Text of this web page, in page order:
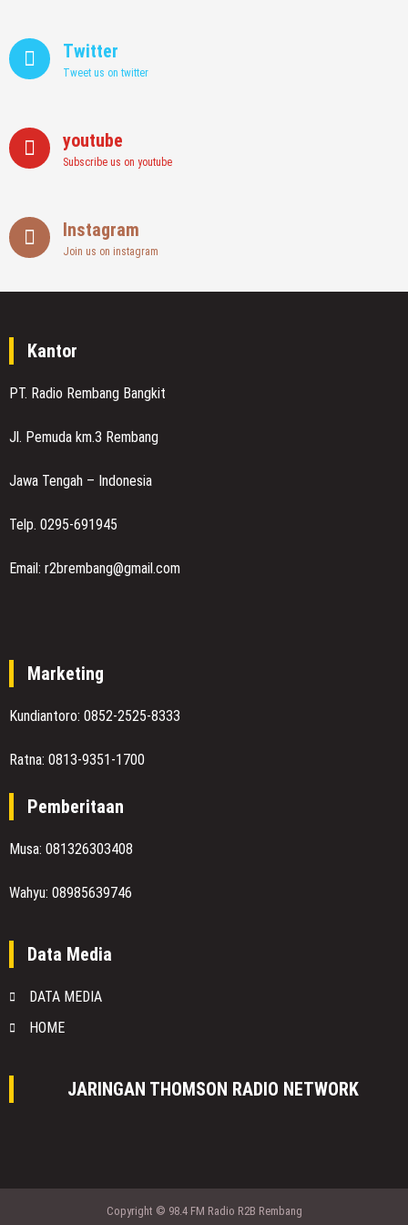
Twitter
Tweet us on twitter
youtube
Subscribe us on youtube
Instagram
Join us on instagram
Kantor
PT. Radio Rembang Bangkit
Jl. Pemuda km.3 Rembang
Jawa Tengah – Indonesia
Telp. 0295-691945
Email: r2brembang@gmail.com
Marketing
Kundiantoro: 0852-2525-8333
Ratna: 0813-9351-1700
Pemberitaan
Musa: 081326303408
Wahyu: 08985639746
Data Media
DATA MEDIA
HOME
JARINGAN THOMSON RADIO NETWORK
Copyright © 98.4 FM Radio R2B Rembang